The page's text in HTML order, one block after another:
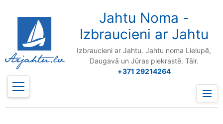
Jahtu Noma -
Izbraucieni ar Jahtu
Izbraucieni ar Jahtu. Jahtu noma Lielupē,
Daugavā un Jūras piekrastē. Tālr.
+371 29214264
Menu